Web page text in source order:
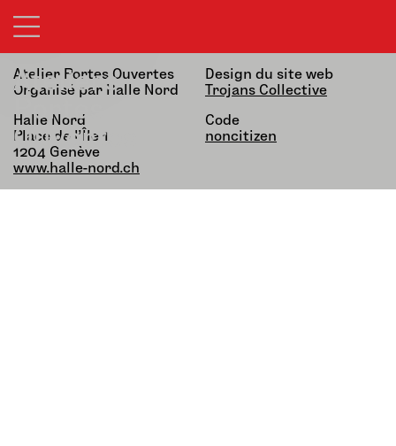
Ateliers
Portes
Ouvertes
Atelier Portes Ouvertes
Organisé par Halle Nord
Halle Nord
Place de l’Île 1,
1204 Genève
www.halle-nord.ch
Design du site web
Trojans Collective
Code
noncitizen